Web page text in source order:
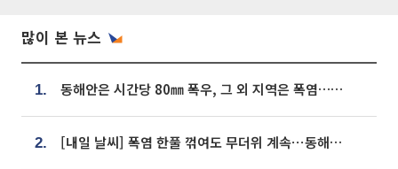
많이 본 뉴스
1. 동해안은 시간당 80㎜ 폭우, 그 외 지역은 폭염…‘극과 극 날씨’
2. [내일 날씨] 폭염 한풀 꺾여도 무더위 계속⋯동해안 이틀 연속 비